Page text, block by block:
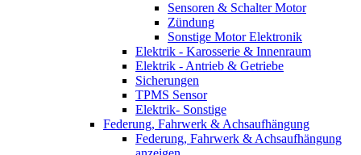
Sensoren & Schalter Motor
Zündung
Sonstige Motor Elektronik
Elektrik - Karosserie & Innenraum
Elektrik - Antrieb & Getriebe
Sicherungen
TPMS Sensor
Elektrik- Sonstige
Federung, Fahrwerk & Achsaufhängung
Federung, Fahrwerk & Achsaufhängung